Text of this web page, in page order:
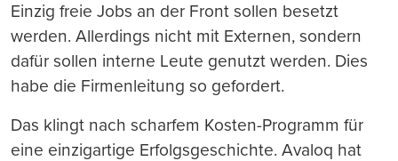
Einzig freie Jobs an der Front sollen besetzt
werden. Allerdings nicht mit Externen, sondern
dafür sollen interne Leute genutzt werden. Dies
habe die Firmenleitung so gefordert.
Das klingt nach scharfem Kosten-Programm für
eine einzigartige Erfolgsgeschichte. Avaloq hat